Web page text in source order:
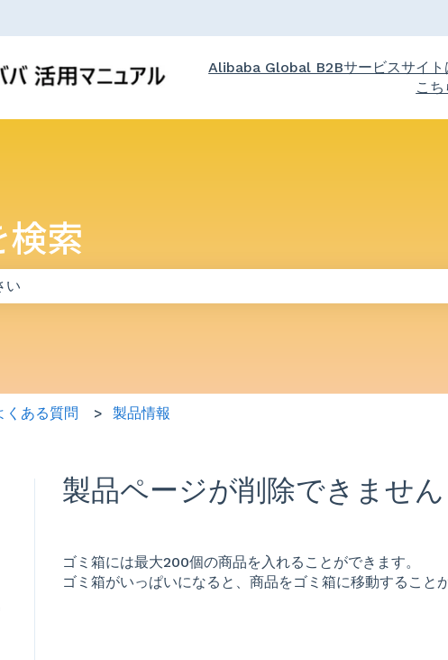
Alibaba Global B2Bサービスサイト
こち
索
くある質問 製品情報
製品ページが削除できません
ゴミ箱には最大200個の商品を入れることができます。
ゴミ箱がいっぱいになると、商品をゴミ箱に移動すること